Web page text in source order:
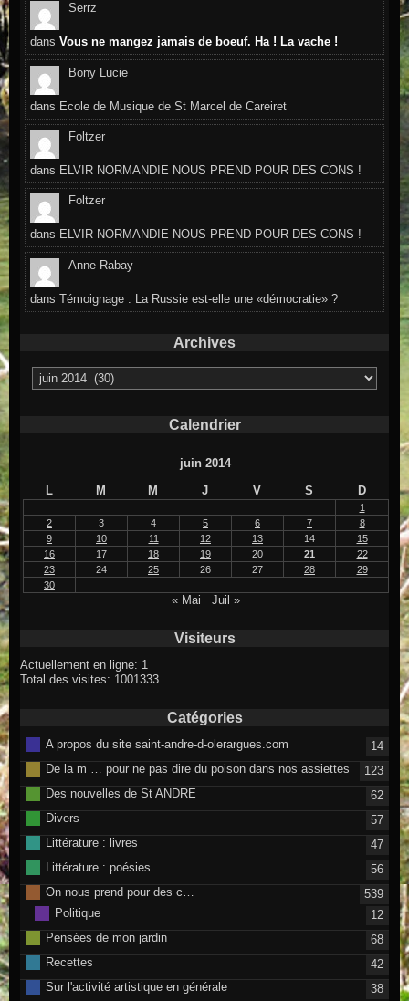
Serrz
dansVous ne mangez jamais de boeuf. Ha ! La vache !
Bony Lucie
dans Ecole de Musique de St Marcel de Careiret
Foltzer
dans ELVIR NORMANDIE NOUS PREND POUR DES CONS !
Foltzer
dans ELVIR NORMANDIE NOUS PREND POUR DES CONS !
Anne Rabay
dansTémoignage : La Russie est-elle une «démocratie» ?
Archives
Archives
Calendrier
juin 2014
L
M M J V S D
1
2
3 4 5 6 7
8
9
10 11 12 13 14
15
16
17 18 19 20 21
22
23
24 25 26 27 28
29
30
« Mai Juil »
Visiteurs
Actuellement en ligne: 1
Total des visites: 1001333
Catégories
A propos du site saint-andre-d-olerargues.com
14
De la m … pour ne pas dire du poison dans nos assiettes
123
Des nouvelles de St ANDRE
62
Divers
57
Littérature : livres
47
Littérature : poésies
56
On nous prend pour des c…
539
Politique
12
Pensées de mon jardin
68
Recettes
42
Sur l'activité artistique en générale
38